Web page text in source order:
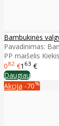
Bambukinės
Pavadinimas:
PP maišelis
082 €1 63 €
Daugiau
Akcija -70%